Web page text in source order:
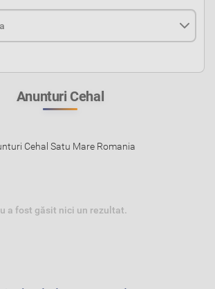
Anunturi Cehal
Cehal Satu Mare Romania
a fost găsit nici un rezultat.